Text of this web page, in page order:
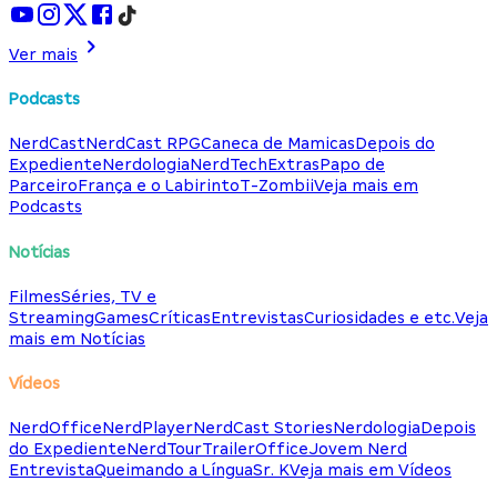
Ver mais
Podcasts
NerdCastNerdCast RPGCaneca de MamicasDepois do
ExpedienteNerdologiaNerdTechExtrasPapo de
ParceiroFrança e o LabirintoT-ZombiiVeja mais em
Podcasts
Notícias
FilmesSéries, TV e
StreamingGamesCríticasEntrevistasCuriosidades e etc.Veja
mais em Notícias
Vídeos
NerdOfficeNerdPlayerNerdCast StoriesNerdologiaDepois
do ExpedienteNerdTourTrailerOfficeJovem Nerd
EntrevistaQueimando a LínguaSr. KVeja mais em Vídeos